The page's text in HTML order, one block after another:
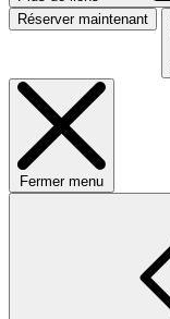
Réserver maintenant
Fermer menu